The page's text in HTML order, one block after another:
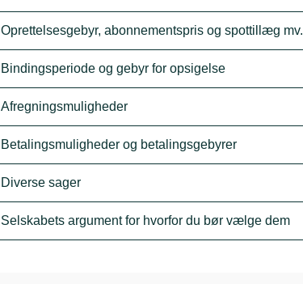
Oprettelsesgebyr, abonnementspris og spottillæg mv.
Bindingsperiode og gebyr for opsigelse
Afregningsmuligheder
Betalingsmuligheder og betalingsgebyrer
Diverse sager
Selskabets argument for hvorfor du bør vælge dem